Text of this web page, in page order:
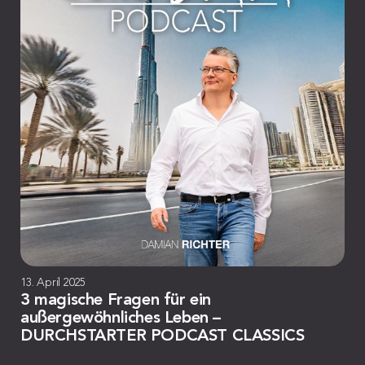
13. April 2025
3 magische Fragen für ein
außergewöhnliches Leben –
DURCHSTARTER PODCAST CLASSICS